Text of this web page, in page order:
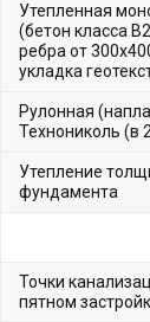
Утепленная
(бетон класса
ребра от
укладка
Рулонная
Технониколь (в
Утепление
фундамента
Точки
пятном